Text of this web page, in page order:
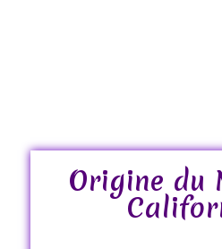
Origine du